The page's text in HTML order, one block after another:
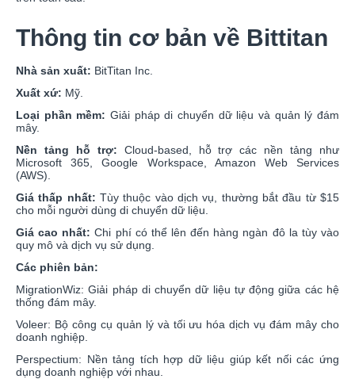
Thông tin cơ bản về Bittitan
Nhà sản xuất: BitTitan Inc.
Xuất xứ: Mỹ.
Loại phần mềm: Giải pháp di chuyển dữ liệu và quản lý đám
mây.
Nền tảng hỗ trợ: Cloud-based, hỗ trợ các nền tảng như
Microsoft 365, Google Workspace, Amazon Web Services
(AWS).
Giá thấp nhất: Tùy thuộc vào dịch vụ, thường bắt đầu từ $15
cho mỗi người dùng di chuyển dữ liệu.
Giá cao nhất: Chi phí có thể lên đến hàng ngàn đô la tùy vào
quy mô và dịch vụ sử dụng.
Các phiên bản:
MigrationWiz: Giải pháp di chuyển dữ liệu tự động giữa các hệ
thống đám mây.
Voleer: Bộ công cụ quản lý và tối ưu hóa dịch vụ đám mây cho
doanh nghiệp.
Perspectium: Nền tảng tích hợp dữ liệu giúp kết nối các ứng
dụng doanh nghiệp với nhau.